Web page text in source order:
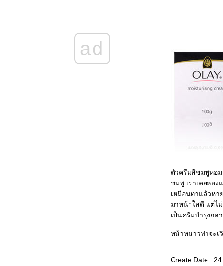
นับหนึ่งใหม่ ลดให้ได้ 3 โลฯ ก่อนกลับบ้าน : 2
นับหนึ่งใหม่ ลดให้ได้ 3 โลฯ ก่อนกลับบ้าน
ad
ตัวครีมสีชมพูหอม
ชมพู เราเคยลอ
เหมือนทาแล้วหา
มาหน้าใสดี แต่ไ
เป็นครีมบำรุงกล
หน้าหนาวท่าจะเ
Create Date :